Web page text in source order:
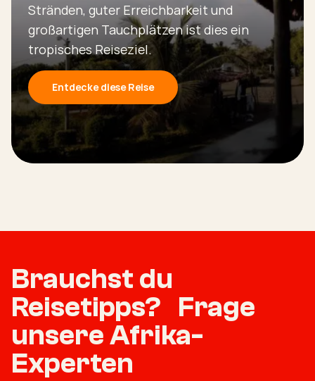
Stränden, guter Erreichbarkeit und
großartigen Tauchplätzen ist dies ein
tropisches Reiseziel.
Entdecke diese Reise
Brauchst du
Reisetipps? Frage
unsere Afrika-
Experten